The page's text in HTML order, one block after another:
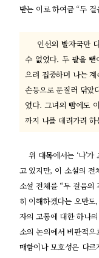
받는 이로 하여금 “두
인선의 발자국만
수 없었다. 두 팔을
으려 집중하며 나는
손등으로 문질러 닦았
었다. 그녀의 뺨에도
까지 나를 데려가려
위 대목에서는 ‘나’가
고 있지만, 이 소설의 전
소설 전체를 “두 걸음의
히 이해하겠다는 오만
자의 고통에 대한 하나
소의 논의에서 비판적
매함이나 모호성은 다